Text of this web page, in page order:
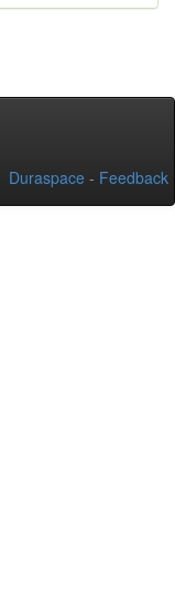
Duraspace - Feedback